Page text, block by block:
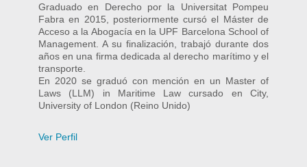
Graduado en Derecho por la Universitat Pompeu
Fabra en 2015, posteriormente cursó el Máster de
Acceso a la Abogacía en la UPF Barcelona School of
Management. A su finalización, trabajó durante dos
años en una firma dedicada al derecho marítimo y el
transporte.
En 2020 se graduó con mención en un Master of
Laws (LLM) in Maritime Law cursado en City,
University of London (Reino Unido)
Ver Perfil